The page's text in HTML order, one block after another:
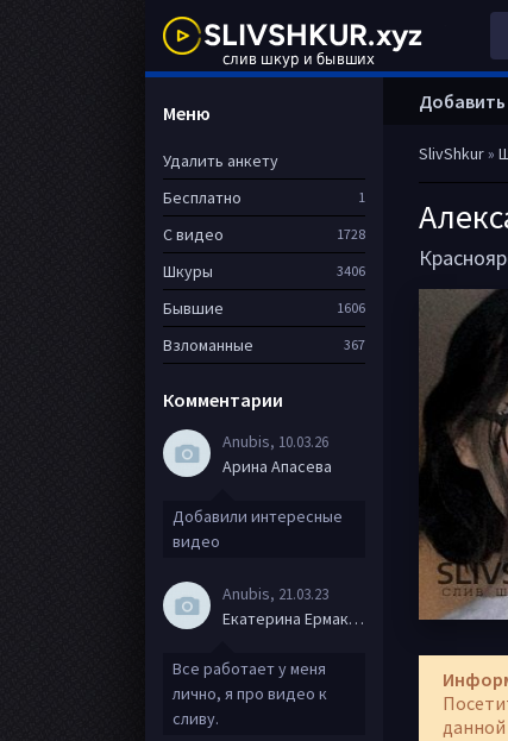
SlivShkur»
Добавить
Меню
Удалить анкету
Бесплатно
1
С видео 1728
Шкуры 3406
Бывшие 1606
Взломанные 367
Комментарии
Anubis, 10.03.26
Арина Апасева
Добавили интересные
видео
Anubis, 21.03.23
Екатерина Ермакова
Все работает у меня
лично, я про видео к
сливу.